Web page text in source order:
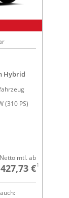
Hybrid
(310 PS)
Netto mtl. ab
427,73 €1